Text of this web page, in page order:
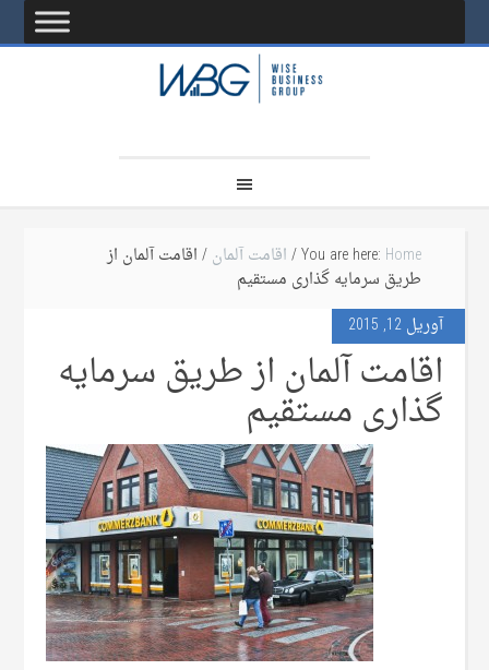
You are here: Home
/اقامت آلمان/ اقامت آلمان از
طریق سرمایه گذاری مستقیم
آوریل 12, 2015
اقامت آلمان از طریق سرمایه
گذاری مستقیم